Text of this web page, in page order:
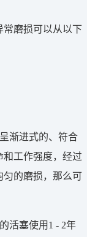
常磨损可以从以下
渐进式的、符合
工作强度，经过
匀的磨损，那么可
的活塞使用1 - 2年